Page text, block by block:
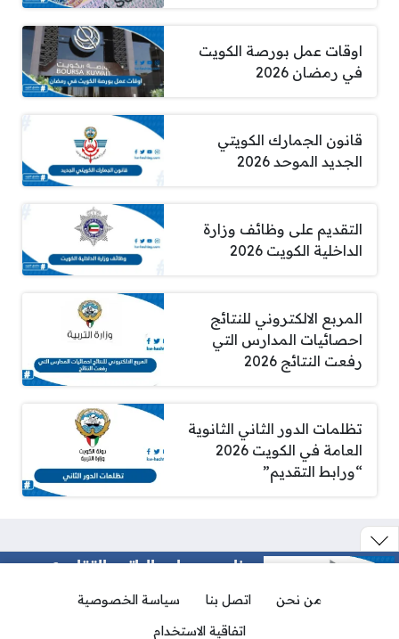
اوقات عمل بورصة الكويت
في رمضان 2026
قانون الجمارك الكويتي
الجديد الموحد 2026
التقديم على وظائف وزارة
الداخلية الكويت 2026
المربع الالكتروني للنتائج
احصائيات المدارس التي
رفعت النتائج 2026
تظلمات الدور الثاني الثانوية
العامة في الكويت 2026
“ورابط التقديم”
من نحن اتصل بنا
سياسة الخصوصية
اتفاقية الاستخدام
برنامج حساب الراتب التقاعدي
الكويت اون لاين 2026